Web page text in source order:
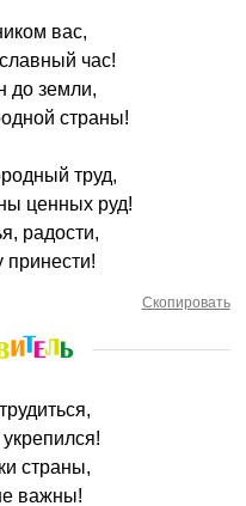
вас,
час!
до земли,
страны!
труд,
ценных руд!
радости,
принести!
Скопировать
страны,
важны!